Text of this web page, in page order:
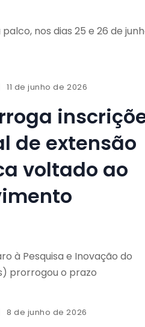
nos dias 25 e 26 de
11 de junho de 2026
de extensão
voltado ao
à Pesquisa e Inovação do
prorrogou o prazo
8 de junho de 2026